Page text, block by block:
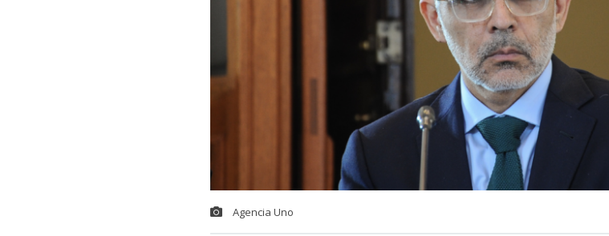
Agencia Uno